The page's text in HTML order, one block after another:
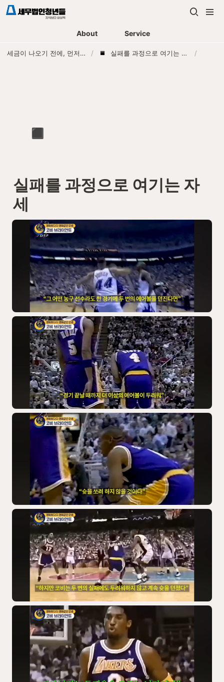
About Service
세금이 나오기 전에, 먼저 연락하는 세무법인 / 실패를 과정으로 여기는 자세 /
▪️
실패를 과정으로 여기는 자
세